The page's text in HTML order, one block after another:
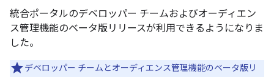
統合ポータルのデベロッパー チームおよびオーディエン
ス管理機能のベータ版リリースが利用できるようになりま
した。
デベロッパー チームとオーディエンス管理機能のベータ版リ